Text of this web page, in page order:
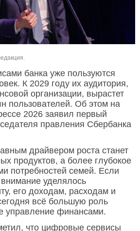
банка уже пользуются
К 2029 году их аудитория,
организации, вырастет
пользователей. Об этом на
2026 заявил первый
правления Сбербанка
драйвером роста станет
продуктов, а более глубокое
потребностей семей. Если
уделялось
его доходам, расходам и
всё большую роль
управление финансами.
что цифровые сервисы